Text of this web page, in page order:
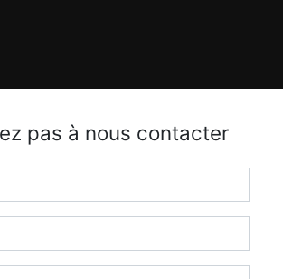
pas à nous contacter